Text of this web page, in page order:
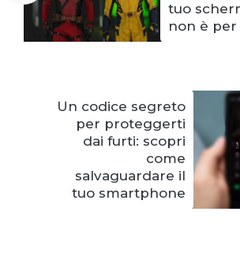
tuo
non è
Un codice segreto
per proteggerti
dai furti: scopri
come
salvaguardare il
tuo smartphone